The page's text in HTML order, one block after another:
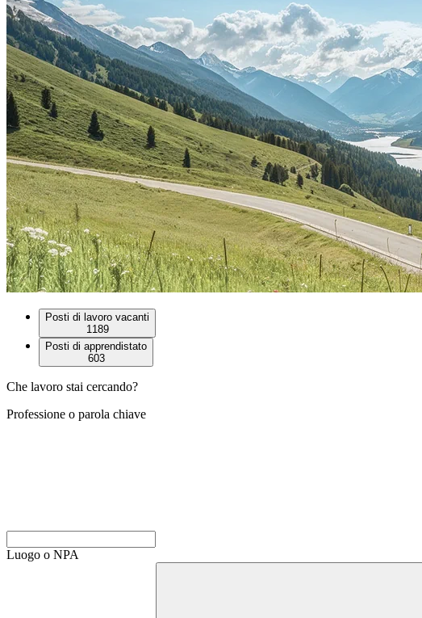
Posti di lavoro vacanti
1189
Posti di apprendistato
603
Che lavoro stai cercando?
Professione o parola chiave
Luogo o NPA